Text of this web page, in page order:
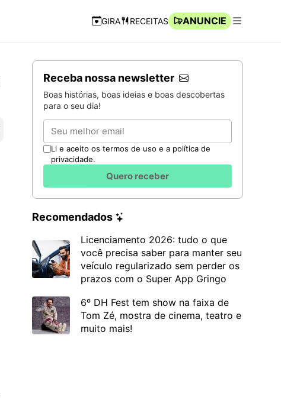
Navegação Rápida
GIRA RECEITAS
ANUNCIE
Receba nossa newsletter
Boas histórias, boas ideias e boas descobertas
para o seu dia!
Email
Li e aceito os termos de uso e a política de
privacidade.
Quero receber
Recomendados
Licenciamento 2026: tudo o que
você precisa saber para manter seu
veículo regularizado sem perder os
prazos com o Super App Gringo
6º DH Fest tem show na faixa de
Tom Zé, mostra de cinema, teatro e
muito mais!